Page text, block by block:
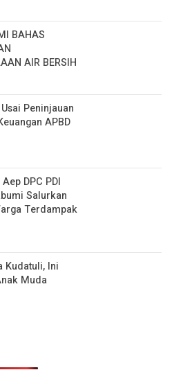
BAHAS
AIR BERSIH
Peninjauan
APBD
DPC PDI
Salurkan
Terdampak
Kudatuli, Ini
Muda